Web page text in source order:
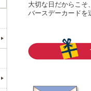
大切な日だからこそ
バースデーカードを